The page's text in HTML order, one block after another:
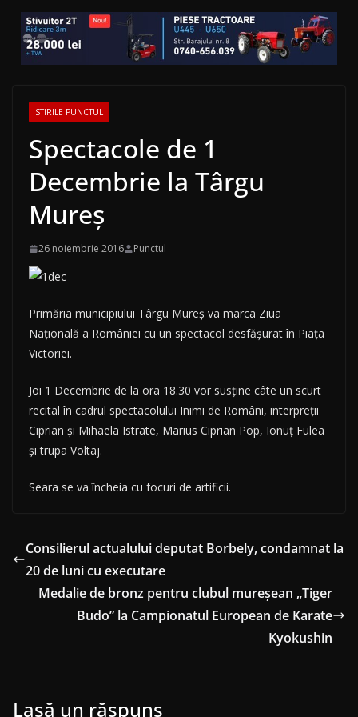
STIRILE PUNCTUL
Spectacole de 1
Decembrie la Târgu
Mureş
26 noiembrie 2016 Punctul
Primăria municipiului Târgu Mureş va marca Ziua
Naţională a României cu un spectacol desfăşurat în Piaţa
Victoriei.
Joi 1 Decembrie de la ora 18.30 vor susţine câte un scurt
recital în cadrul spectacolului Inimi de Români, interpreţii
Ciprian şi Mihaela Istrate, Marius Ciprian Pop, Ionuţ Fulea
şi trupa Voltaj.
Seara se va încheia cu focuri de artificii.
Consilierul actualului deputat Borbely, condamnat la
20 de luni cu executare
Medalie de bronz pentru clubul mureșean „Tiger
Budo” la Campionatul European de Karate
Kyokushin
Lasă un răspuns